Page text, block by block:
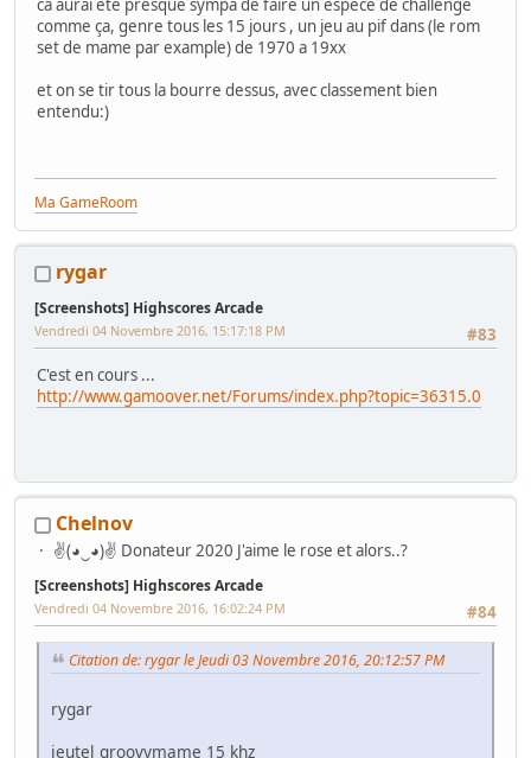
ca aurai ete presque sympa de faire un espèce de challenge
comme ça, genre tous les 15 jours , un jeu au pif dans (le rom
set de mame par example) de 1970 a 19xx
et on se tir tous la bourre dessus, avec classement bien
entendu:)
Ma GameRoom
rygar
[Screenshots] Highscores Arcade
#83
Vendredi 04 Novembre 2016, 15:17:18 PM
C'est en cours ...
http://www.gamoover.net/Forums/index.php?topic=36315.0
Chelnov
✌(◕‿◕)✌ Donateur 2020 J'aime le rose et alors..?
[Screenshots] Highscores Arcade
#84
Vendredi 04 Novembre 2016, 16:02:24 PM
Citation de: rygar le Jeudi 03 Novembre 2016, 20:12:57 PM
rygar
jeutel groovymame 15 khz